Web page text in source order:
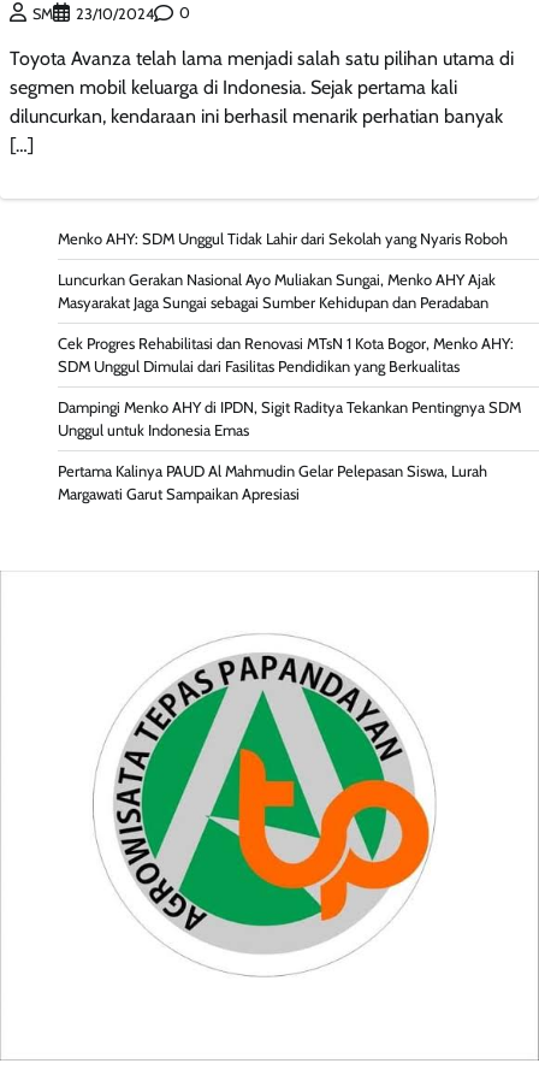
SM 23/10/2024 0
Toyota Avanza telah lama menjadi salah satu pilihan utama di
segmen mobil keluarga di Indonesia. Sejak pertama kali
diluncurkan, kendaraan ini berhasil menarik perhatian banyak
[…]
Menko AHY: SDM Unggul Tidak Lahir dari Sekolah yang Nyaris Roboh
Luncurkan Gerakan Nasional Ayo Muliakan Sungai, Menko AHY Ajak
Masyarakat Jaga Sungai sebagai Sumber Kehidupan dan Peradaban
Cek Progres Rehabilitasi dan Renovasi MTsN 1 Kota Bogor, Menko AHY:
SDM Unggul Dimulai dari Fasilitas Pendidikan yang Berkualitas
Dampingi Menko AHY di IPDN, Sigit Raditya Tekankan Pentingnya SDM
Unggul untuk Indonesia Emas
Pertama Kalinya PAUD Al Mahmudin Gelar Pelepasan Siswa, Lurah
Margawati Garut Sampaikan Apresiasi